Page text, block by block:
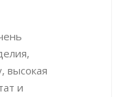
высокая
и